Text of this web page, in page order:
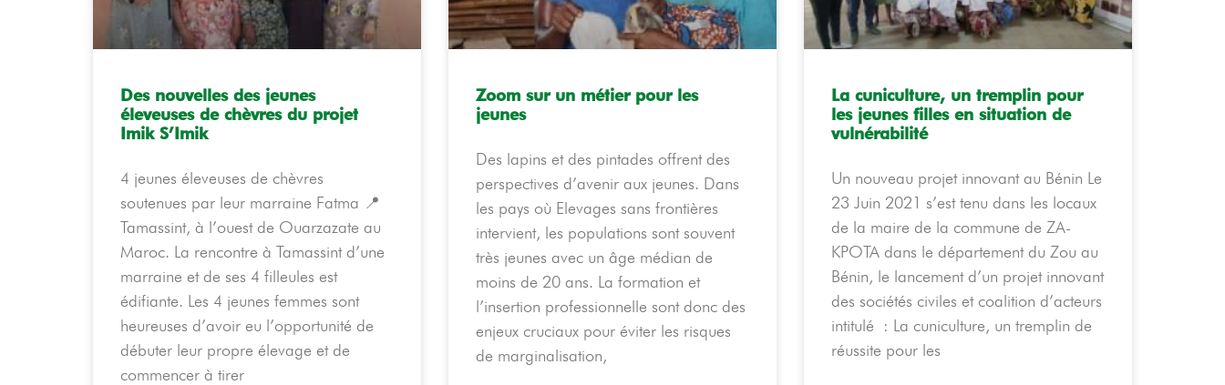
Des nouvelles des jeunes
éleveuses de chèvres du projet
Imik S’Imik
4 jeunes éleveuses de chèvres
soutenues par leur marraine Fatma 📍
Tamassint, à l’ouest de Ouarzazate au
Maroc. La rencontre à Tamassint d’une
marraine et de ses 4 filleules est
édifiante. Les 4 jeunes femmes sont
heureuses d’avoir eu l’opportunité de
débuter leur propre élevage et de
commencer à tirer
Zoom sur un métier pour les
jeunes
Des lapins et des pintades offrent des
perspectives d’avenir aux jeunes. Dans
les pays où Elevages sans frontières
intervient, les populations sont souvent
très jeunes avec un âge médian de
moins de 20 ans. La formation et
l’insertion professionnelle sont donc des
enjeux cruciaux pour éviter les risques
de marginalisation,
La cuniculture, un tremplin pour
les jeunes filles en situation de
vulnérabilité
Un nouveau projet innovant au Bénin Le
23 Juin 2021 s’est tenu dans les locaux
de la maire de la commune de ZA-
KPOTA dans le département du Zou au
Bénin, le lancement d’un projet innovant
des sociétés civiles et coalition d’acteurs
intitulé : La cuniculture, un tremplin de
réussite pour les